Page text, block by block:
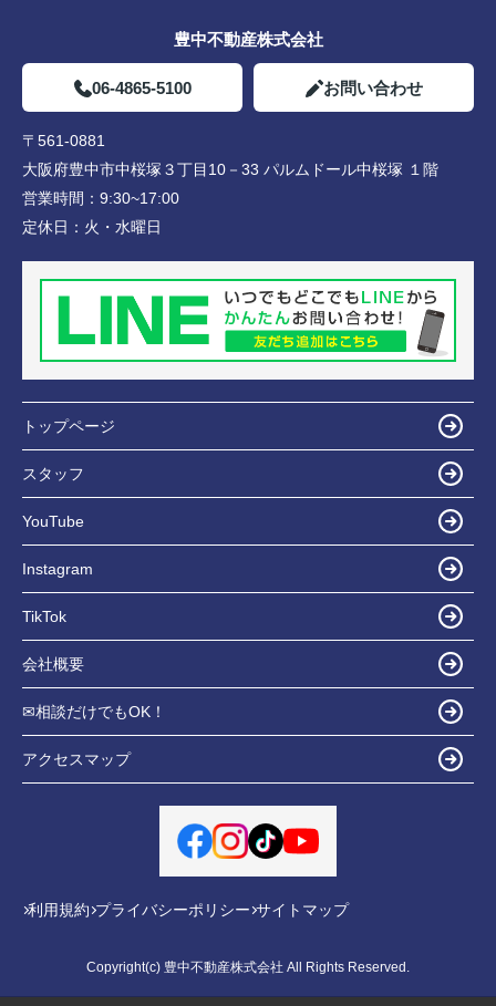
豊中不動産株式会社
06-4865-5100 お問い合わせ
〒561-0881
大阪府豊中市中桜塚３丁目10－33 パルムドール中桜塚 １階
営業時間： 9:30~17:00
定休日： 火・水曜日
トップページ
スタッフ
YouTube
Instagram
TikTok
会社概要
✉相談だけでもOK！
アクセスマップ
利用規約 プライバシーポリシー サイトマップ
Copyright(c) 豊中不動産株式会社 All Rights Reserved.